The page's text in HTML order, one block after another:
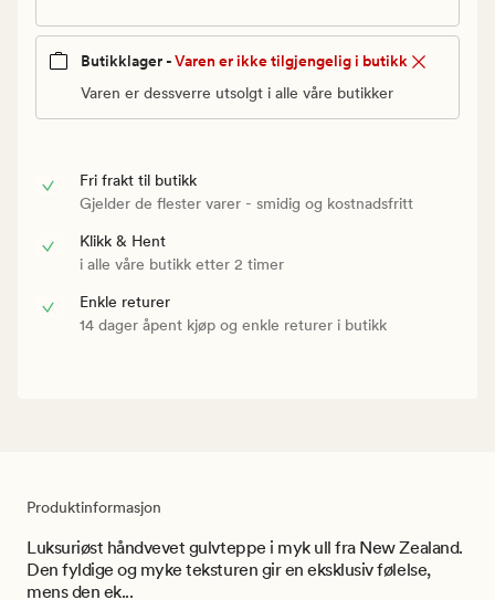
Butikklager -Varen er ikke tilgjengelig i butikk
Varen er dessverre utsolgt i alle våre butikker
Fri frakt til butikk
Gjelder de flester varer - smidig og kostnadsfritt
Klikk & Hent
i alle våre butikk etter 2 timer
Enkle returer
14 dager åpent kjøp og enkle returer i butikk
Produktinformasjon
Luksuriøst håndvevet gulvteppe i myk ull fra New Zealand.
Den fyldige og myke teksturen gir en eksklusiv følelse,
mens den ek...